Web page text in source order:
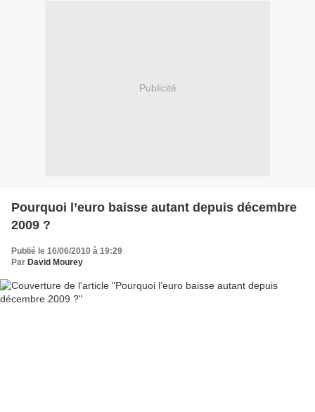
Publicité
Pourquoi l’euro baisse autant depuis décembre
2009 ?
Publié le 16/06/2010 à 19:29
Par David Mourey